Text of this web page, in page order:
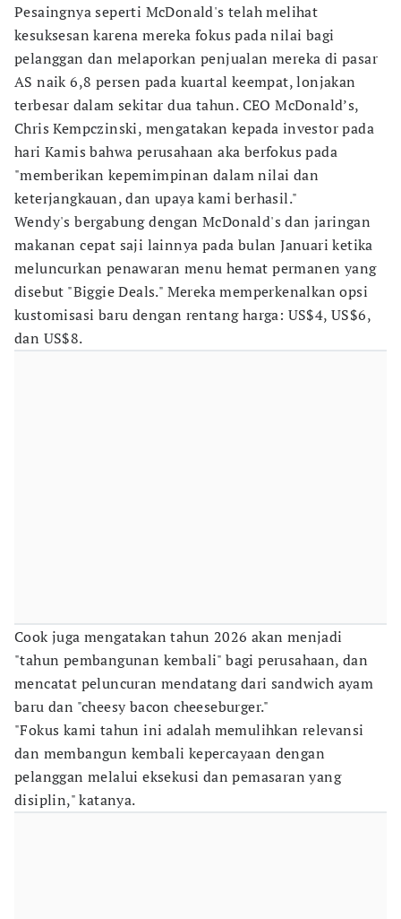
Pesaingnya seperti McDonald's telah melihat
kesuksesan karena mereka fokus pada nilai bagi
pelanggan dan melaporkan penjualan mereka di pasar
AS naik 6,8 persen pada kuartal keempat, lonjakan
terbesar dalam sekitar dua tahun. CEO McDonald’s,
Chris Kempczinski, mengatakan kepada investor pada
hari Kamis bahwa perusahaan aka berfokus pada
"memberikan kepemimpinan dalam nilai dan
keterjangkauan, dan upaya kami berhasil."
Wendy's bergabung dengan McDonald's dan jaringan
makanan cepat saji lainnya pada bulan Januari ketika
meluncurkan penawaran menu hemat permanen yang
disebut "Biggie Deals." Mereka memperkenalkan opsi
kustomisasi baru dengan rentang harga: US$4, US$6,
dan US$8.
Cook juga mengatakan tahun 2026 akan menjadi
"tahun pembangunan kembali" bagi perusahaan, dan
mencatat peluncuran mendatang dari sandwich ayam
baru dan "cheesy bacon cheeseburger."
"Fokus kami tahun ini adalah memulihkan relevansi
dan membangun kembali kepercayaan dengan
pelanggan melalui eksekusi dan pemasaran yang
disiplin," katanya.